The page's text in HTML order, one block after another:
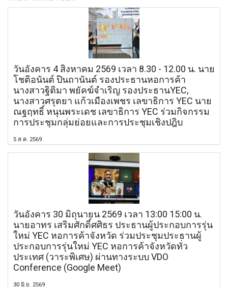
วันอังคาร 4 สิงหาคม 2569 เวลา 8.30 - 12.00 น. นาย
โชติอนันต์ ปินถานันต์ รองประธานหอการค้า
นางสาวฐิติมา พยัคฆ์จำเริญ รองประธานYEC,
นางสาวศรุตยา แก้วเมืองเพชร เลขาธิการ YEC นาย
ณฐฤทธิ์ หนุนพระเดช เลขาธิการ YEC ร่วมกิจกรรม
การประชุมกลุ่มย่อยและการประชุมเชิงปฎิบ
5 ส.ค. 2569
วันอังคาร 30 มิถุนายน 2569 เวลา 13:00 15:00 น.
นายอาทร เสริมศักดิ์ศศิธร ประธานผู้ประกอบการรุ่น
ใหม่ YEC หอการค้าจังหวัด ร่วมประชุมประธานผู้
ประกอบการรุ่นใหม่ YEC หอการค้าจังหวัดทั่ว
ประเทศ (วาระพิเศษ) ผ่านทางระบบ VDO
Conference (Google Meet)
30 มิ.ย. 2569